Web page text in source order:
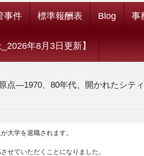
事件 標準報酬表 Blog 事
年8月3日更新】
点―1970、80年代、開かれたシテ
大学を退職されます。
せていただくことになりました。